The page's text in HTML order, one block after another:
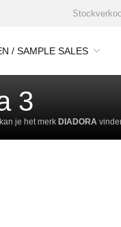
/ SAMPLE SALES
3
je het merk DIADORA